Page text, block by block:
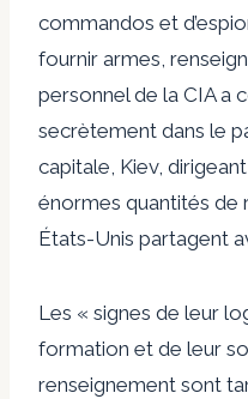
commandos et
fournir armes,
personnel de la CIA a
secrètement dans le
capitale, Kiev,
énormes quantités de
États-Unis partagent
Les « signes de leur
formation et de leur
renseignement sont